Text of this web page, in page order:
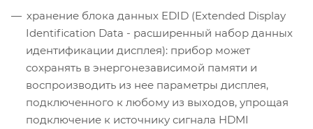
хранение блока данных EDID (Extended Display
Identification Data - расширенный набор данных
идентификации дисплея): прибор может
сохранять в энергонезависимой памяти и
воспроизводить из нее параметры дисплея,
подключенного к любому из выходов, упрощая
подключение к источнику сигнала HDMI